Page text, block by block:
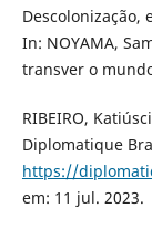
Descolonização,
In: NOYAMA,
transver o
RIBEIRO,
Diplomatique
https://
em: 11 jul. 2023.